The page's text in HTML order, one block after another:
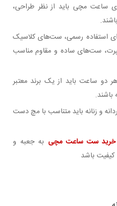
ساعت مچی باید از نظر طراحی،
استفاده رسمی، ست‌های کلاسیک
ست‌های ساده و مقاوم مناسب
دو ساعت باید از یک برند معتبر
باشند.
و زنانه باید متناسب با مچ دست
خرید ست ساعت مچی به جعبه و
کیفیت باشد